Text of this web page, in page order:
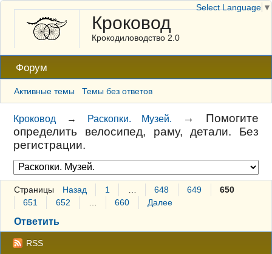
Кроковод
Крокодиловодство 2.0
Форум
Активные темы Темы без ответов
Кроковод → Раскопки. Музей. → Помогите
определить велосипед, раму, детали. Без
регистрации.
Страницы Назад 1 648 649
650
651
652 660 Далее
Ответить
RSS
Select Language ▼